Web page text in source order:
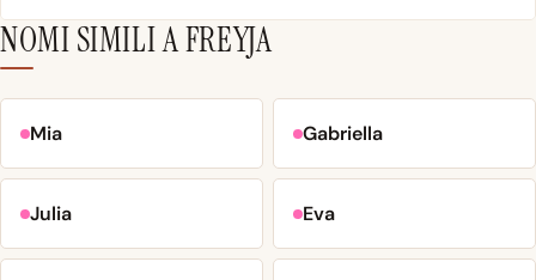
NOMI SIMILI A FREYJA
Mia Gabriella
Julia Eva